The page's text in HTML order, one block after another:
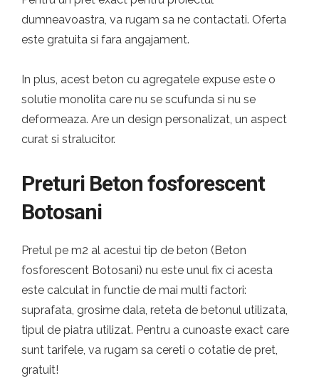
dumneavoastra, va rugam sa ne contactati. Oferta
este gratuita si fara angajament.
In plus, acest beton cu agregatele expuse este o
solutie monolita care nu se scufunda si nu se
deformeaza. Are un design personalizat, un aspect
curat si stralucitor.
Preturi Beton fosforescent
Botosani
Pretul pe m2 al acestui tip de beton (Beton
fosforescent Botosani) nu este unul fix ci acesta
este calculat in functie de mai multi factori:
suprafata, grosime dala, reteta de betonul utilizata,
tipul de piatra utilizat. Pentru a cunoaste exact care
sunt tarifele, va rugam sa cereti o cotatie de pret,
gratuit!